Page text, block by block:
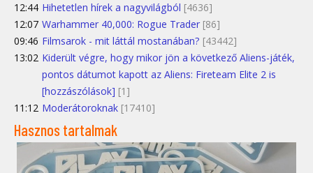
12:44 Hihetetlen hírek a nagyvilágból [4636]
12:07 Warhammer 40,000: Rogue Trader [86]
09:46 Filmsarok - mit láttál mostanában? [43442]
13:02 Kiderült végre, hogy mikor jön a következő Aliens-játék,
pontos dátumot kapott az Aliens: Fireteam Elite 2 is
[hozzászólások] [1]
11:12 Moderátoroknak [17410]
Hasznos tartalmak